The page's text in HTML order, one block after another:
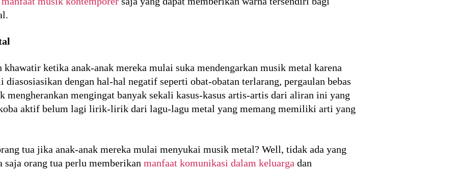
ketika anak-anak mereka mulai suka mendengarkan musik metal karena
dengan hal-hal negatif seperti obat-obatan terlarang, pergaulan bebas
mengherankan mengingat banyak sekali kasus-kasus artis-artis dari aliran ini yang
aktif belum lagi lirik-lirik dari lagu-lagu metal yang memang memiliki arti yang
tua jika anak-anak mereka mulai menyukai musik metal? Well, tidak ada yang
saja orang tua perlu memberikan manfaat komunikasi dalam keluarga dan